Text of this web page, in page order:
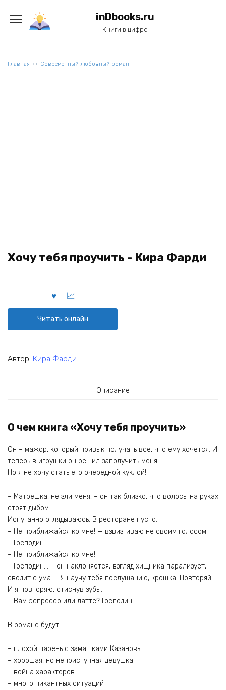
содержанию
inDbooks.ru
Книги в цифре
Главная Современный любовный роман
Хочу тебя проучить - Кира Фарди
Читать онлайн
Автор: Кира Фарди
Описание
О чем книга «Хочу тебя проучить»
Он – мажор, который привык получать все, что ему хочется. И
теперь в игрушки он решил заполучить меня.
Но я не хочу стать его очередной куклой!
– Матрёшка, не зли меня, – он так близко, что волосы на руках
стоят дыбом.
Испуганно оглядываюсь. В ресторане пусто.
– Не приближайся ко мне! — взвизгиваю не своим голосом.
– Господин…
– Не приближайся ко мне!
– Господин… – он наклоняется, взгляд хищника парализует,
сводит с ума. – Я научу тебя послушанию, крошка. Повторяй!
И я повторяю, стиснув зубы:
– Вам эспрессо или латте? Господин…
В романе будут:
– плохой парень с замашками Казановы
– хорошая, но неприступная девушка
– война характеров
– много пикантных ситуаций